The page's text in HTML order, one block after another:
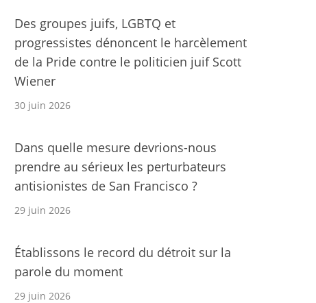
Des groupes juifs, LGBTQ et
progressistes dénoncent le harcèlement
de la Pride contre le politicien juif Scott
Wiener
30 juin 2026
Dans quelle mesure devrions-nous
prendre au sérieux les perturbateurs
antisionistes de San Francisco ?
29 juin 2026
Établissons le record du détroit sur la
parole du moment
29 juin 2026